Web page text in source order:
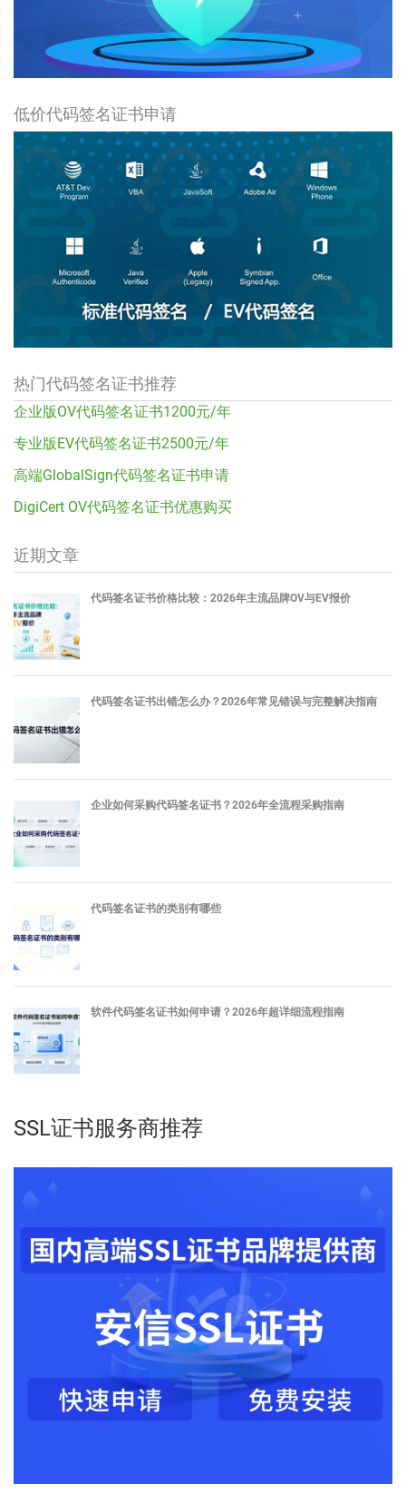
低价代码签名证书申请
热门代码签名证书推荐
企业版OV代码签名证书1200元/年
专业版EV代码签名证书2500元/年
高端GlobalSign代码签名证书申请
DigiCert OV代码签名证书优惠购买
近期文章
代码签名证书价格比较：2026年主流品牌OV与EV报价
代码签名证书出错怎么办？2026年常见错误与完整解决指南
企业如何采购代码签名证书？2026年全流程采购指南
代码签名证书的类别有哪些
软件代码签名证书如何申请？2026年超详细流程指南
SSL证书服务商推荐